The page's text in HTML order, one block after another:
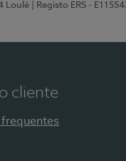
Loulé | Registo ERS -
cliente
frequentes